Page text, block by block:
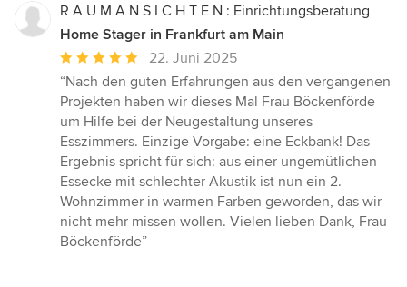
R A U M A N S I C H T E N : Einrichtungsberatung
Home Stager in Frankfurt am Main
Durchschnittliche
Bewertung:
5
von
5
Sternen
22. Juni 2025
“Nach den guten Erfahrungen aus den vergangenen
Projekten haben wir dieses Mal Frau Böckenförde
um Hilfe bei der Neugestaltung unseres
Esszimmers. Einzige Vorgabe: eine Eckbank! Das
Ergebnis spricht für sich: aus einer ungemütlichen
Essecke mit schlechter Akustik ist nun ein 2.
Wohnzimmer in warmen Farben geworden, das wir
nicht mehr missen wollen. Vielen lieben Dank, Frau
Böckenförde”